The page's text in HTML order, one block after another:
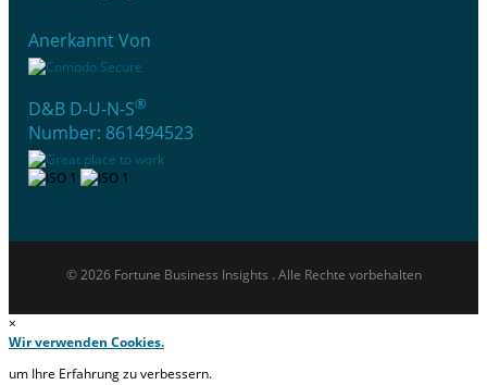
Anerkannt Von
D&B D-U-N-S®
Number: 861494523
© 2026 Fortune Business Insights . Alle Rechte vorbehalten
×
Wir verwenden Cookies.
um Ihre Erfahrung zu verbessern.